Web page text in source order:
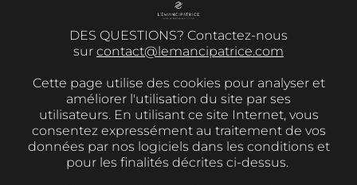
DES QUESTIONS? Contactez-nous
sur contact@lemancipatrice.com
Cette page utilise des cookies pour analyser et
améliorer l'utilisation du site par ses
utilisateurs. En utilisant ce site Internet, vous
consentez expressément au traitement de vos
données par nos logiciels dans les conditions et
pour les finalités décrites ci-dessus.